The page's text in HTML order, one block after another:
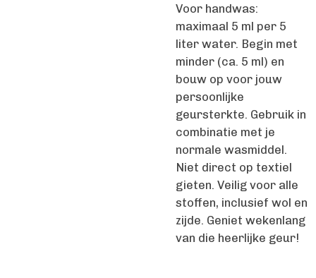
Voor handwas:
maximaal 5 ml per 5
liter water. Begin met
minder (ca. 5 ml) en
bouw op voor jouw
persoonlijke
geursterkte. Gebruik in
combinatie met je
normale wasmiddel.
Niet direct op textiel
gieten. Veilig voor alle
stoffen, inclusief wol en
zijde. Geniet wekenlang
van die heerlijke geur!